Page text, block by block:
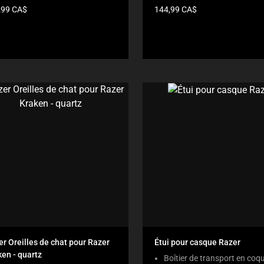
CA$
Prix
144,99 CA$
Oreilles de chat pour Razer
- quartz
Étui pour casque Razer
Boîtier de transport en